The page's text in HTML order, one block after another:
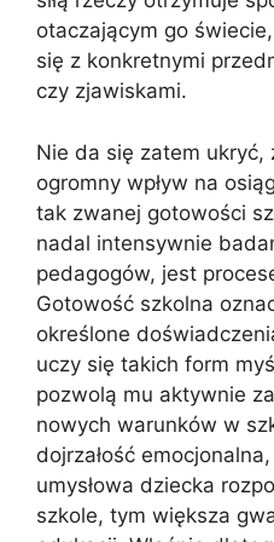
otaczającym go
się z konkretnymi
czy zjawiskami.
Nie da się zatem ukryć,
ogromny wpływ na
tak zwanej gotowości
nadal intensywnie
pedagogów, jest
Gotowość szkolna
określone
uczy się takich form
pozwolą mu aktywnie
nowych warunków w
dojrzałość
umysłowa dziecka
szkole, tym większa